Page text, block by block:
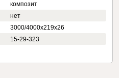
композит
нет
3000/4000х219х26
15-29-323